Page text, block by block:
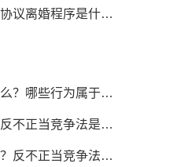
么？离婚手续如何办理？
行为属于串通投标？
当竞争法是什么？
争法出台的意义是什么？